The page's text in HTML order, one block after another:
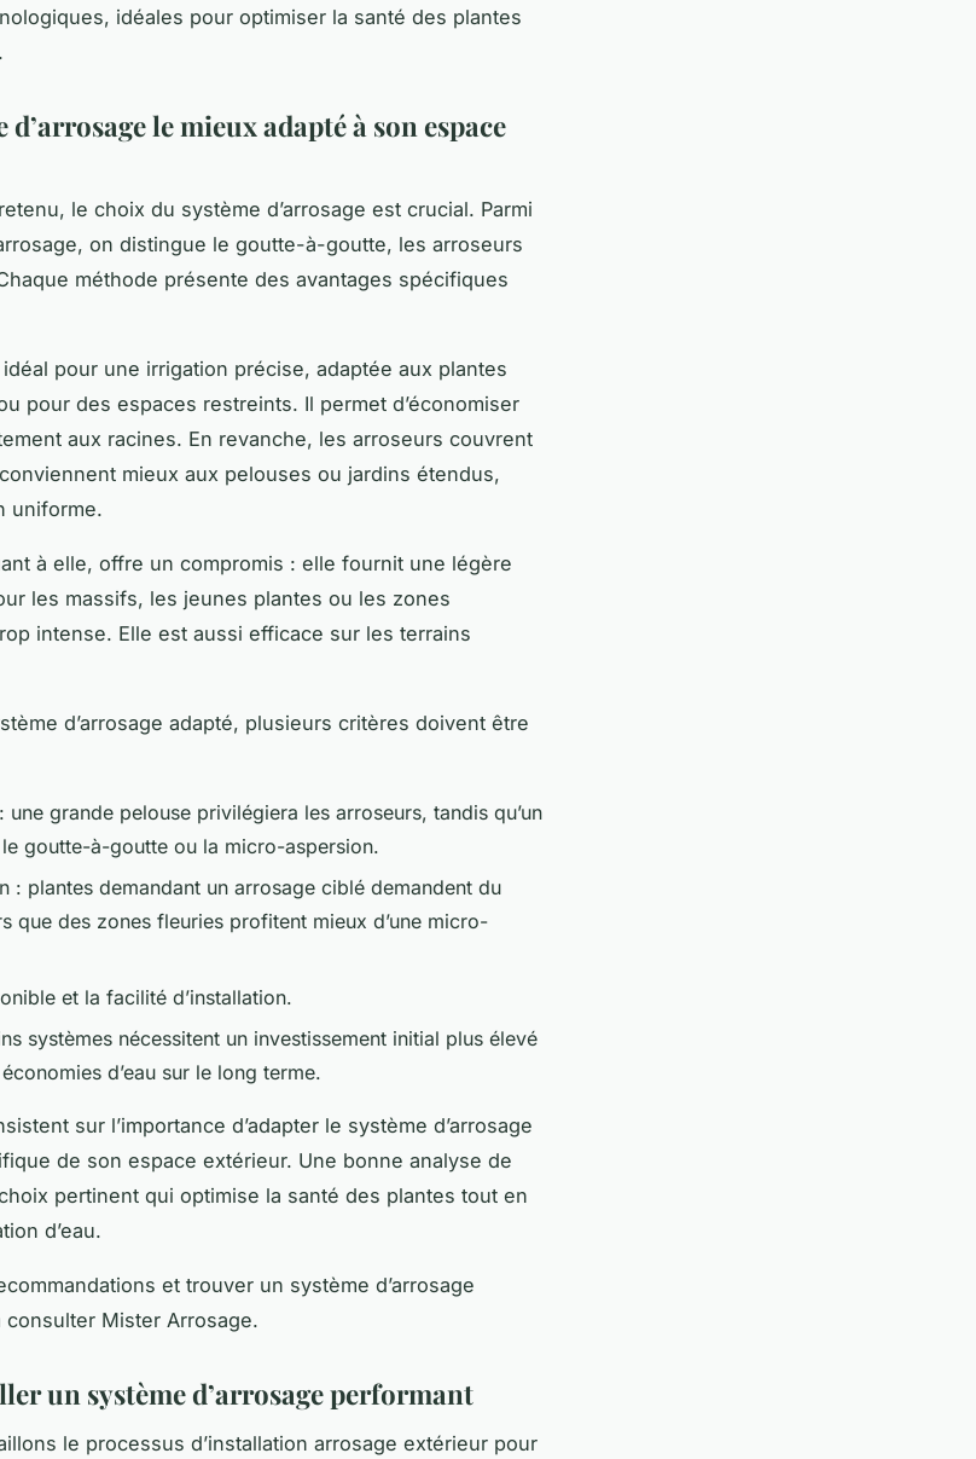
idéales pour optimiser la santé des plantes
le mieux adapté à son espace
le choix du système d’arrosage est crucial. Parmi
on distingue le goutte-à-goutte, les arroseurs
méthode présente des avantages spécifiques
pour une irrigation précise, adaptée aux plantes
pour des espaces restreints. Il permet d’économiser
aux racines. En revanche, les arroseurs couvrent
mieux aux pelouses ou jardins étendus,
uniforme.
à elle, offre un compromis : elle fournit une légère
les massifs, les jeunes plantes ou les zones
intense. Elle est aussi efficace sur les terrains
d’arrosage adapté, plusieurs critères doivent être
grande pelouse privilégiera les arroseurs, tandis qu’un
goutte-à-goutte ou la micro-aspersion.
: plantes demandant un arrosage ciblé demandent du
que des zones fleuries profitent mieux d’une micro-
et la facilité d’installation.
systèmes nécessitent un investissement initial plus élevé
d’eau sur le long terme.
sur l’importance d’adapter le système d’arrosage
de son espace extérieur. Une bonne analyse de
pertinent qui optimise la santé des plantes tout en
d’eau.
et trouver un système d’arrosage
consulter Mister Arrosage.
un système d’arrosage performant
le processus d’installation arrosage extérieur pour